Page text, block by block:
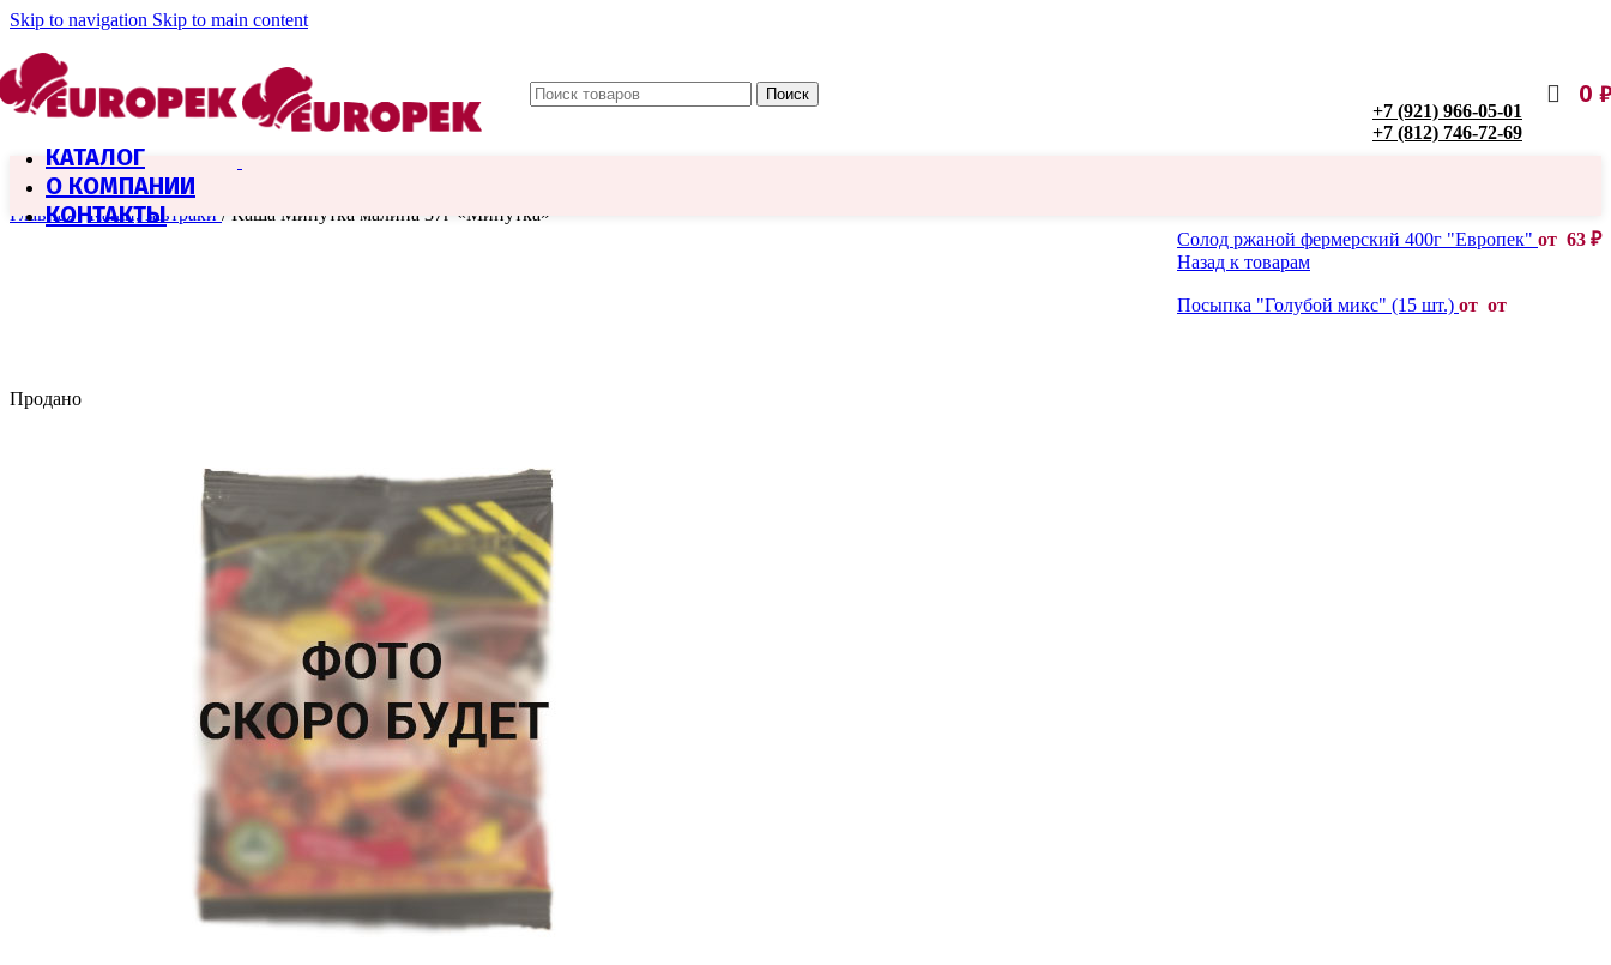
Skip to navigation Skip to main content
Поиск
+7 (921) 966-05-01
+7 (812) 746-72-69
0
КАТАЛОГ
О КОМПАНИИ
КОНТАКТЫ
Главная / Каши, завтраки / Каша Минутка малина 37г «Минутка»
Солод ржаной фермерский 400г "Европек" от 63 ₽
Назад к товарам
Посыпка "Голубой микс" (15 шт.) от от
Продано